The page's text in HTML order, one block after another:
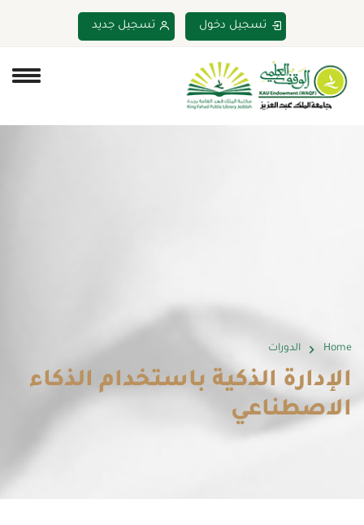
تسجيل دخول تسجيل جديد
Home الدورات
الإدارة الذكية باستخدام الذكاء
الاصطناعي